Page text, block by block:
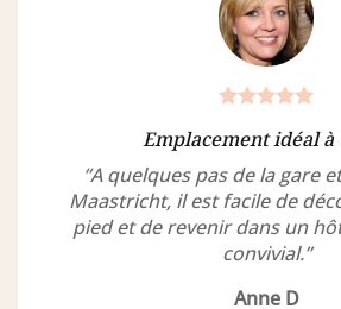
Emplacement idéal à
“A quelques pas de la gare
Maastricht, il est facile de
pied et de revenir dans un
convivial.”
Anne D